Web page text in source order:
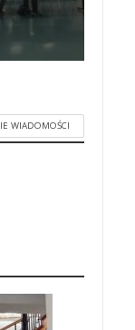
WIADOMOŚCI